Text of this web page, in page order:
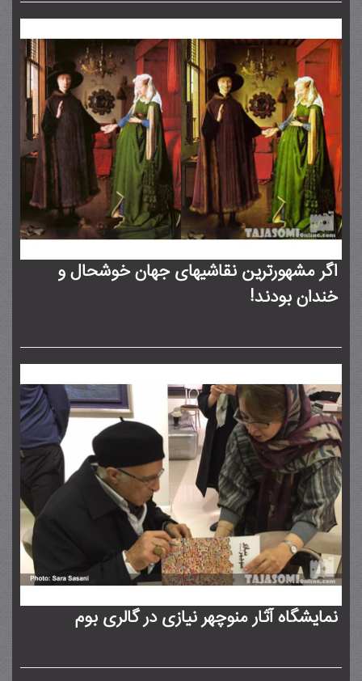
اگر مشهورترین نقاشیهای جهان خوشحال و
خندان بودند!
نمایشگاه آثار منوچهر نیازی در گالری بوم